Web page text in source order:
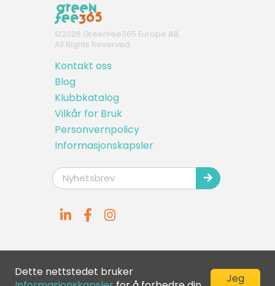
©2026 Greenfee365 Europe AB.
All Rights Reserved
Kontakt oss
Blog
Klubbkatalog
Vilkår for Bruk
Personvernpolicy
Informasjonskapsler
Dette nettstedet bruker
Jeg